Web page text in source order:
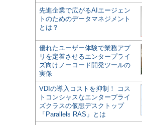
先進企業で広がるAIエージェン
トのためのデータマネジメント
とは？
優れたユーザー体験で業務アプ
リを定着させるエンタープライ
ズ向けノーコード開発ツールの
実像
VDIの導入コストを抑制！ コス
トコンシャスなエンタープライ
ズクラスの仮想デスクトップ
「Parallels RAS」とは